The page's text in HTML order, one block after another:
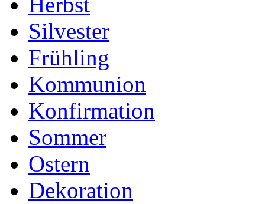
Silvester
Frühling
Kommunion
Konfirmation
Sommer
Ostern
Dekoration